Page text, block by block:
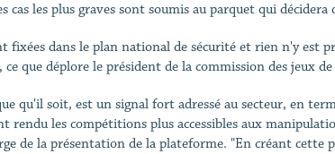
cas les plus graves sont soumis au parquet qui
fixées dans le plan national de sécurité et rien n'y est
que déplore le président de la commission des jeux de
qu'il soit, est un signal fort adressé au secteur, en
les compétitions plus accessibles aux
de la présentation de la plateforme. "En créant cette